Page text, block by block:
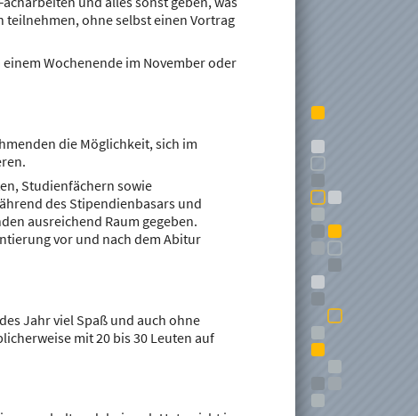
teilnehmen, ohne selbst einen Vortrag
Wochenende im November oder
die Möglichkeit, sich im
Studienfächern sowie
des Stipendienbasars und
ausreichend Raum gegeben.
vor und nach dem Abitur
Jahr viel Spaß und auch ohne
mit 20 bis 30 Leuten auf